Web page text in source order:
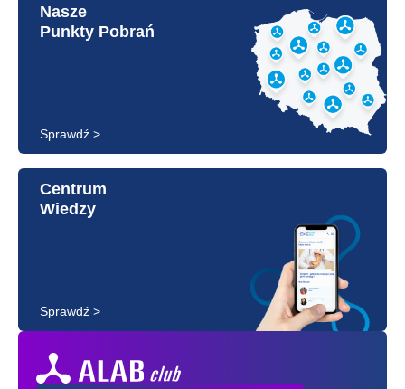
Nasze
Punkty Pobrań
Sprawdź >
Centrum
Wiedzy
Sprawdź >